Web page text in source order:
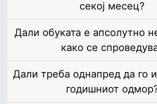
секој месец?
Дали обуката е апсолутно
како се
Дали треба однапред да го
годишниот